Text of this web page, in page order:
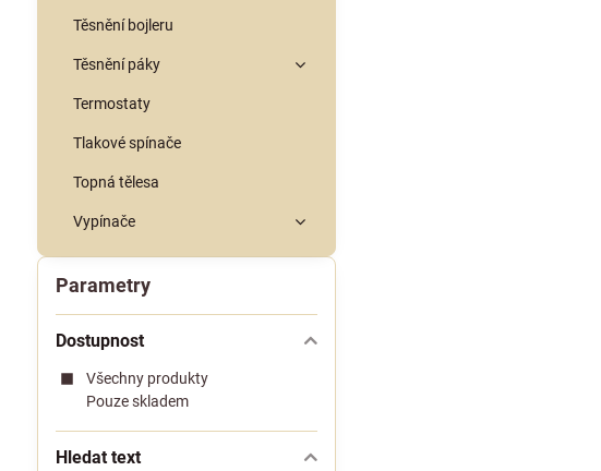
Parametry
Dostupnost
Všechny produkty
Pouze skladem
Hledat text
Těsnění bojleru
Těsnění páky
Termostaty
Tlakové spínače
Topná tělesa
Vypínače